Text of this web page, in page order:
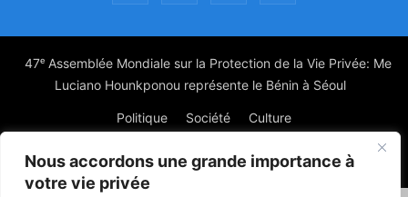
Nous accordons une grande importance à
votre vie privée
47ᵉ Assemblée Mondiale sur la Protection de la Vie Privée: Me
Luciano Hounkponou représente le Bénin à Séoul
Politique Société Culture
© Powered by digitXplus Francophone